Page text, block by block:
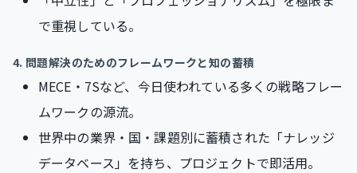
で重視している。
4. 問題解決のためのフレームワークと知の蓄積
MECE・7Sなど、今日使われている多くの戦略フレー
ムワークの源流。
世界中の業界・国・課題別に蓄積された「ナレッジ
データベース」を持ち、プロジェクトで即活用。